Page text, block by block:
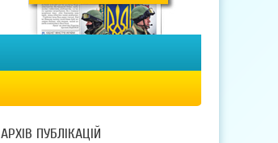
АРХІВ ПУБЛІКАЦІЙ